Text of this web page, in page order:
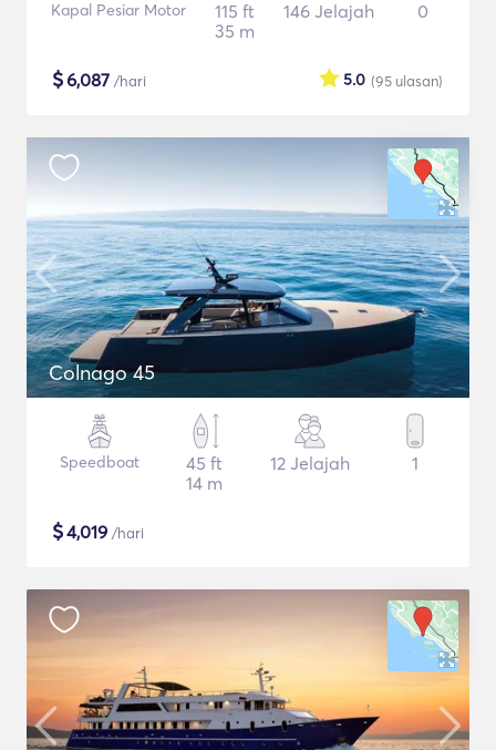
Kapal Pesiar Motor
115 ft
35 m
146 Jelajah 0
$6,087 /hari (95 ulasan)
5.0
Colnago 45
Speedboat
45 ft
14 m
12 Jelajah 1
$4,019 /hari